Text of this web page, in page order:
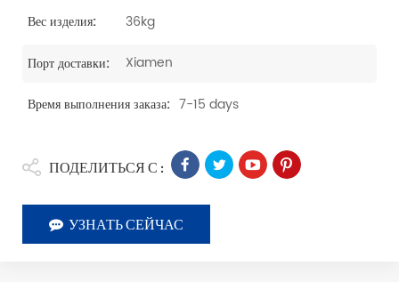
Вес изделия: 36kg
Порт доставки: Xiamen
Время выполнения заказа: 7-15 days
ПОДЕЛИТЬСЯ С :
УЗНАТЬ СЕЙЧАС